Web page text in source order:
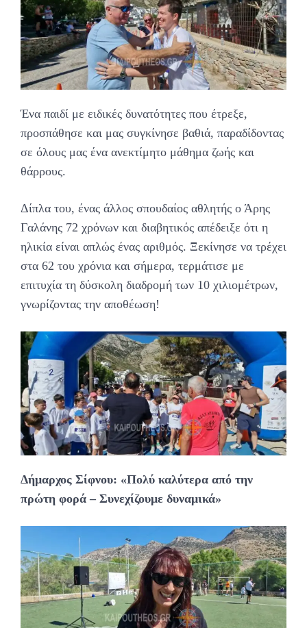
Ένα παιδί με ειδικές δυνατότητες που έτρεξε,
προσπάθησε και μας συγκίνησε βαθιά, παραδίδοντας
σε όλους μας ένα ανεκτίμητο μάθημα ζωής και
θάρρους.
Δίπλα του, ένας άλλος σπουδαίος αθλητής ο Άρης
Γαλάνης 72 χρόνων και διαβητικός απέδειξε ότι η
ηλικία είναι απλώς ένας αριθμός. Ξεκίνησε να τρέχει
στα 62 του χρόνια και σήμερα, τερμάτισε με
επιτυχία τη δύσκολη διαδρομή των 10 χιλιομέτρων,
γνωρίζοντας την αποθέωση!
Δήμαρχος Σίφνου: «Πολύ καλύτερα από την
πρώτη φορά – Συνεχίζουμε δυναμικά»